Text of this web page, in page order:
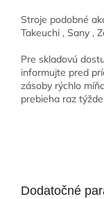
Stroje podobné
Takeuchi , Sany ,
Pre skladovú
informujte pred
zásoby rýchlo
prebieha raz
Dodatočné